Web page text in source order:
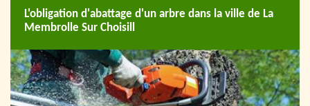
L'obligation d'abattage d'un arbre dans la ville de La
Membrolle Sur Choisill